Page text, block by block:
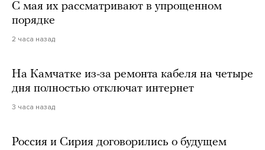
С мая их рассматривают в упрощенном
порядке
2 часа назад
На Камчатке из-за ремонта кабеля на четыре
дня полностью отключат интернет
3 часа назад
Россия и Сирия договорились о будущем